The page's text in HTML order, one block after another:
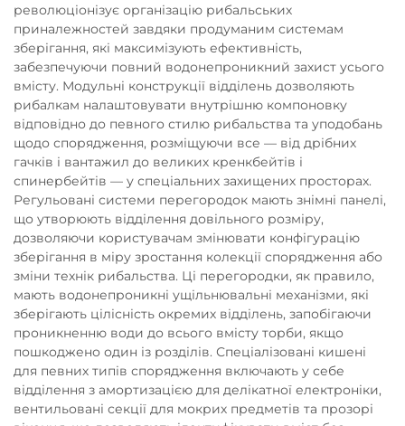
революціонізує організацію рибальських
приналежностей завдяки продуманим системам
зберігання, які максимізують ефективність,
забезпечуючи повний водонепроникний захист усього
вмісту. Модульні конструкції відділень дозволяють
рибалкам налаштовувати внутрішню компоновку
відповідно до певного стилю рибальства та уподобань
щодо спорядження, розміщуючи все — від дрібних
гачків і вантажил до великих кренкбейтів і
спинербейтів — у спеціальних захищених просторах.
Регульовані системи перегородок мають знімні панелі,
що утворюють відділення довільного розміру,
дозволяючи користувачам змінювати конфігурацію
зберігання в міру зростання колекції спорядження або
зміни технік рибальства. Ці перегородки, як правило,
мають водонепроникні ущільнювальні механізми, які
зберігають цілісність окремих відділень, запобігаючи
проникненню води до всього вмісту торби, якщо
пошкоджено один із розділів. Спеціалізовані кишені
для певних типів спорядження включають у себе
відділення з амортизацією для делікатної електроніки,
вентильовані секції для мокрих предметів та прозорі